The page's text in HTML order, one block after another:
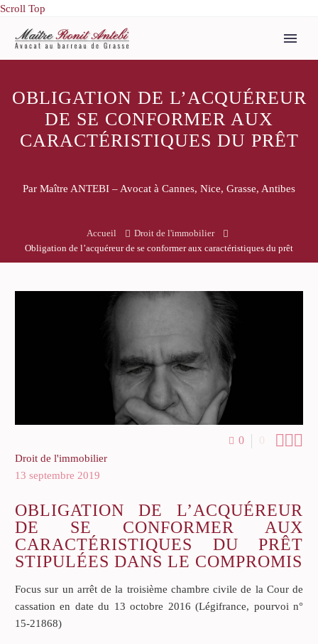
Scroll Top
OBLIGATION DE L’ACQUÉREUR
DE SE CONFORMER AUX
CARACTÉRISTIQUES DU PRÊT
Par Maître ANTEBI – Avocat à Cannes, Nice, Grasse, Antibes
Accueil
Droit de l'immobilier
Obligation de l’acquéreur de se conformer aux caractéristiques du prêt
0 0 
Droit de l'immobilier
13 septembre 2019
OBLIGATION DE L’ACQUÉREUR
DE SE CONFORMER AUX
CARACTÉRISTIQUES DU PRÊT
STIPULÉES DANS LE COMPROMIS
Focus sur un arrêt de la troisième chambre civile de la Cour de
cassation en date du 13 octobre 2016 (Légifrance, pourvoi n°
15-21868)